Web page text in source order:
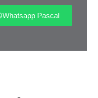
Whatsapp Pascal